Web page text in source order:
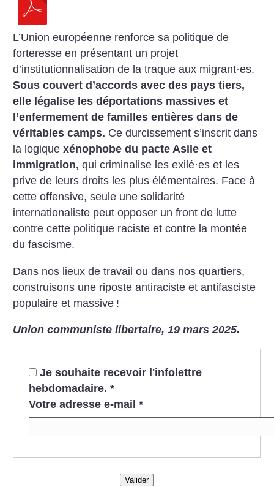
L’Union européenne renforce sa politique de
forteresse en présentant un projet
d’institutionnalisation de la traque aux migrant·es.
Sous couvert d’accords avec des pays tiers,
elle légalise les déportations massives et
l’enfermement de familles entières dans de
véritables camps. Ce durcissement s’inscrit dans
la logiquexénophobe du pacte Asile et
immigration, qui criminalise les exilé·es et les
prive de leurs droits les plus élémentaires. Face à
cette offensive, seule une solidarité
internationaliste peut opposer un front de lutte
contre cette politique raciste et contre la montée
du fascisme.
Dans nos lieux de travail ou dans nos quartiers,
construisons une riposte antiraciste et antifasciste
populaire et massive !
Union communiste libertaire, 19 mars 2025.
Je souhaite recevoir l'infolettre
hebdomadaire. *
Votre adresse e-mail *
Valider